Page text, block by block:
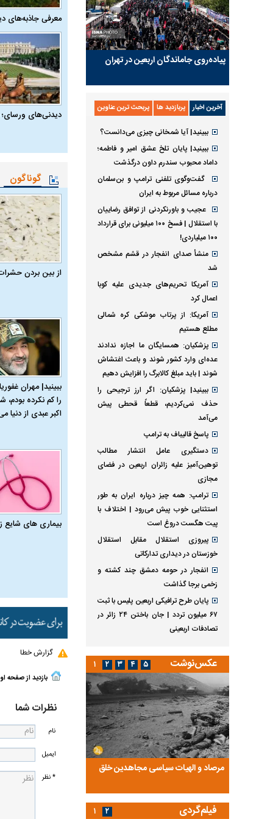
معرفی جاذبه‌های
دیدنی‌های ورسای؛
گوناگون
از بین بردن
ببینید| مهران
را کم نکرده بودم،
اکبر عبدی از دنیا
بیماری‌ های شایع
گزارش خطا
بازدید از صفحه
نظرات شما
نام
ایمیل
* نظر
پیاده‌روی جاماندگان اربعین در تهران
آخرین اخبار پربازدید ها پربحث ترین عناوین
ببینید| آیا شمخانی چیزی می‌دانست؟
ببینید| پایان تلخ عشق امیر و فاطمه؛
داماد محبوب سندرم داون درگذشت
گفت‌وگوی تلفنی ترامپ و بن‌سلمان
درباره مسائل مربوط به ایران
عجیب و باورنکردنی از توافق رضاییان
با استقلال | فسخ ۱۰۰ میلیونی برای قرارداد
۱۰۰ میلیاردی!
منشأ صدای انفجار در قشم مشخص
شد
آمریکا تحریم‌های جدیدی علیه کوبا
اعمال کرد
آمریکا: از پرتاب موشکی کره شمالی
مطلع هستیم
پزشکیان: همسایگان ما اجازه ندادند
عده‌ای وارد کشور شوند و باعث اغتشاش
شوند | باید مبلغ کالابرگ را افزایش دهیم
ببینید| پزشکیان: اگر ارز ترجیحی را
حذف نمی‌کردیم، قطعاً قحطی پیش
می‌آمد
پاسخ قالیباف به ترامپ
دستگیری عامل انتشار مطالب
توهین‌آمیز علیه زائران اربعین در فضای
مجازی
ترامپ: همه چیز درباره ایران به طور
استثنایی خوب پیش می‌رود | اختلاف با
پیت هگست دروغ است
پیروزی استقلال مقابل استقلال
خوزستان در دیداری تدارکاتی
انفجار در حومه دمشق چند کشته و
زخمی برجا گذاشت
پایان طرح ترافیکی اربعین پلیس با ثبت
۶۷ میلیون تردد | جان باختن ۲۴ زائر در
تصادفات اربعینی
عکس‌نوشت
مرصاد و الهیات سیاسی مجاهدین خلق
آخرین پرده از حیات
روایتی از آخرین
۱ ۲ ۳ ۴ ۵
فیلم‌گردی ۱ ۲